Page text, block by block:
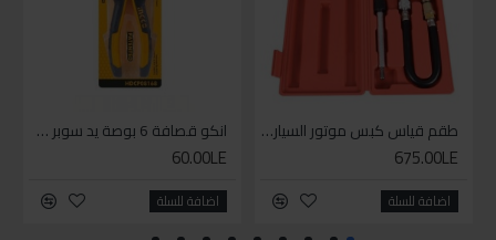
طقم قياس كبس موتور السياره 3 ق
675.00LE
اضافة للسلة
انكو قصافة 6 بوصة يد سوبر وان
60.00LE
اضافة للسلة